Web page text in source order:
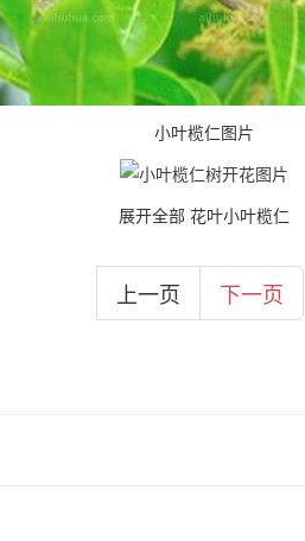
小叶榄仁图片
展开全部 花叶小叶榄仁
上一页 下一页